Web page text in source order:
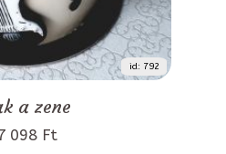
id: 792
a zene
098 Ft